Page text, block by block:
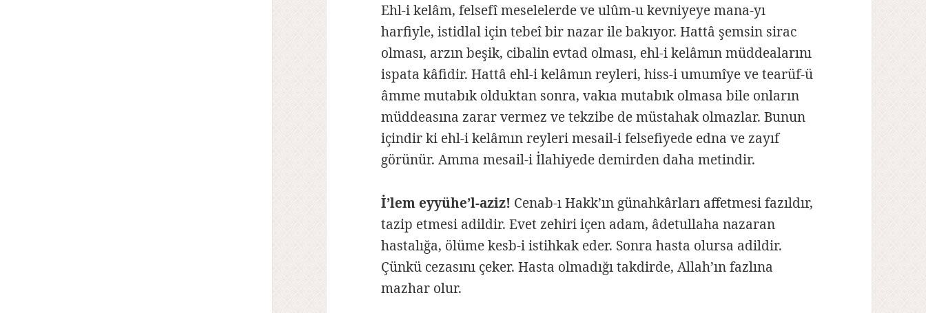
Ehl-i kelâm, felsefî meselelerde ve ulûm-u kevniyeye mana-yı
harfiyle, istidlal için tebeî bir nazar ile bakıyor. Hattâ şemsin sirac
olması, arzın beşik, cibalin evtad olması, ehl-i kelâmın müddealarını
ispata kâfidir. Hattâ ehl-i kelâmın reyleri, hiss-i umumîye ve tearüf-ü
âmme mutabık olduktan sonra, vakıa mutabık olmasa bile onların
müddeasına zarar vermez ve tekzibe de müstahak olmazlar. Bunun
içindir ki ehl-i kelâmın reyleri mesail-i felsefiyede edna ve zayıf
görünür. Amma mesail-i İlahiyede demirden daha metindir.
İ’lem eyyühe’l-aziz! Cenab-ı Hakk’ın günahkârları affetmesi fazıldır,
tazip etmesi adildir. Evet zehiri içen adam, âdetullaha nazaran
hastalığa, ölüme kesb-i istihkak eder. Sonra hasta olursa adildir.
Çünkü cezasını çeker. Hasta olmadığı takdirde, Allah’ın fazlına
mazhar olur.